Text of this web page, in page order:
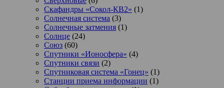
Скафандры «Сокол-КВ2» (1)
Солнечная система (3)
Солнечные затмения (1)
Солнце (24)
Союз (60)
Спутники «Ионосфера» (4)
Спутники связи (2)
Спутниковая система «Гонец» (1)
Станции приема информации (1)